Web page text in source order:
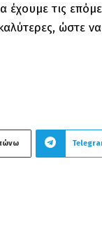
έχουμε τις
ώστε